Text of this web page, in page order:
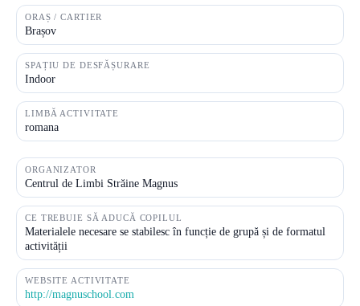
ORAȘ / CARTIER
Brașov
SPAȚIU DE DESFĂȘURARE
Indoor
LIMBĂ ACTIVITATE
romana
ORGANIZATOR
Centrul de Limbi Străine Magnus
CE TREBUIE SĂ ADUCĂ COPILUL
Materialele necesare se stabilesc în funcție de grupă și de formatul
activității
WEBSITE ACTIVITATE
http://magnuschool.com